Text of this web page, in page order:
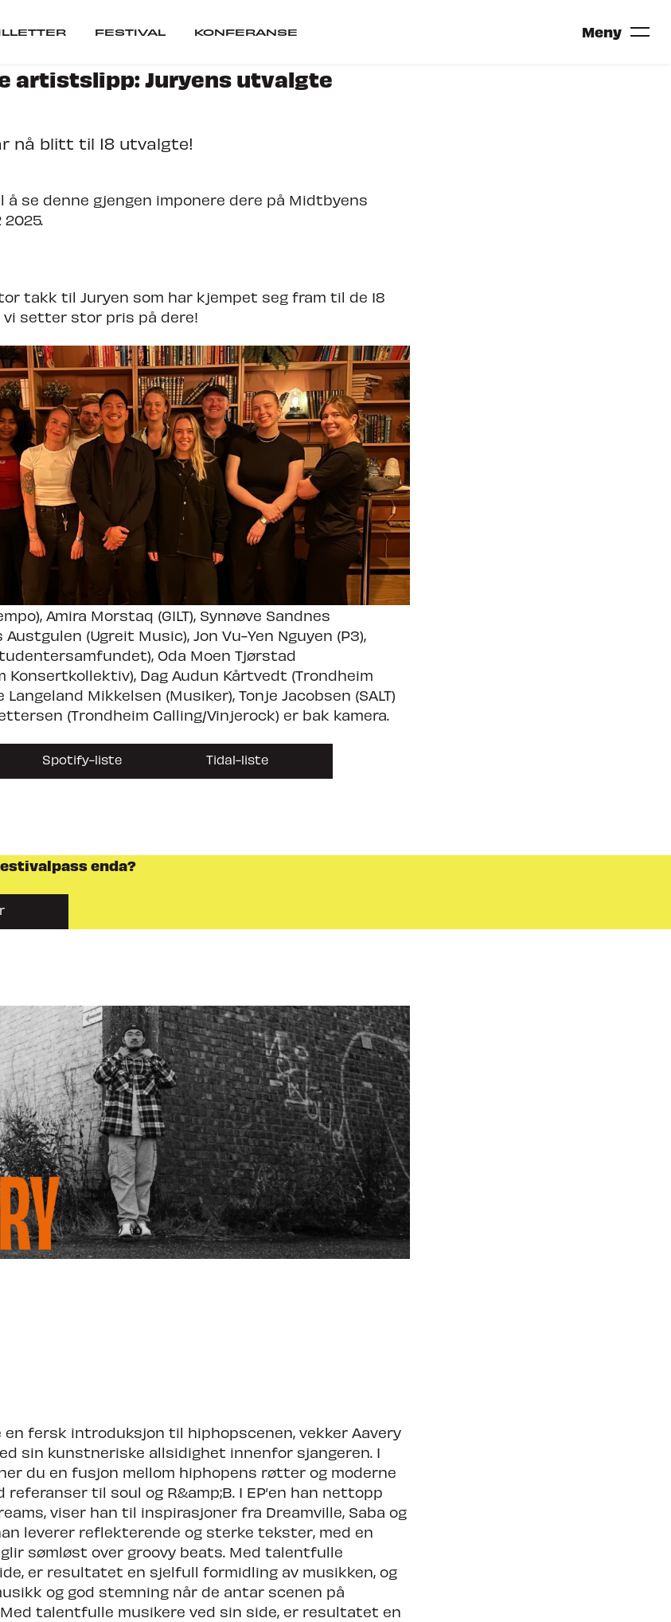
FESTIVAL KONFERANSE Meny
ARTISTER
VIL DU SPILLE PÅ TRONDHEIM CALLING 2027?
Søk om å spille på TC27
artistslipp: Juryens utvalgte
nå blitt til 18 utvalgte!
å se denne gjengen imponere dere på Midtbyens
2025.
takk til Juryen som har kjempet seg fram til de 18
setter stor pris på dere!
Amira Morstaq (GILT), Synnøve Sandnes
(Ugreit Music), Jon Vu-Yen Nguyen (P3),
Oda Moen Tjørstad
Konsertkollektiv), Dag Audun Kårtvedt (Trondheim
Langeland Mikkelsen (Musiker), Tonje Jacobsen (SALT)
(Trondheim Calling/Vinjerock) er bak kamera.
Spotify-liste Tidal-liste
enda?
fersk introduksjon til hiphopscenen, vekker Aavery
sin kunstneriske allsidighet innenfor sjangeren. I
du en fusjon mellom hiphopens røtter og moderne
til soul og R&amp;B. I EP’en han nettopp
viser han til inspirasjoner fra Dreamville, Saba og
leverer reflekterende og sterke tekster, med en
sømløst over groovy beats. Med talentfulle
er resultatet en sjelfull formidling av musikken, og
og god stemning når de antar scenen på
Med talentfulle musikere ved sin side, er resultatet en